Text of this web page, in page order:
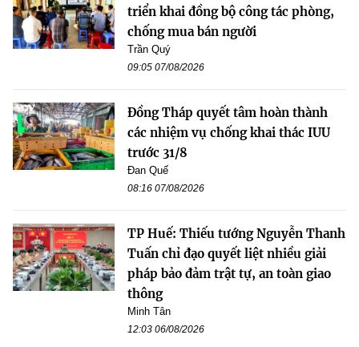
triển khai đồng bộ công tác phòng,
chống mua bán người
Trần Quý
09:05 07/08/2026
Đồng Tháp quyết tâm hoàn thành
các nhiệm vụ chống khai thác IUU
trước 31/8
Đan Quế
08:16 07/08/2026
TP Huế: Thiếu tướng Nguyễn Thanh
Tuấn chỉ đạo quyết liệt nhiều giải
pháp bảo đảm trật tự, an toàn giao
thông
Minh Tân
12:03 06/08/2026